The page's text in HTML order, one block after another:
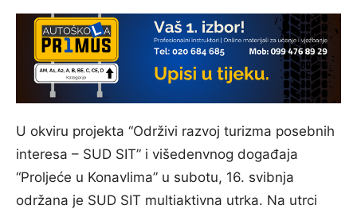
U okviru projekta “Održivi razvoj turizma posebnih
interesa – SUD SIT” i višedenvnog događaja
“Proljeće u Konavlima” u subotu, 16. svibnja
održana je SUD SIT multiaktivna utrka. Na utrci